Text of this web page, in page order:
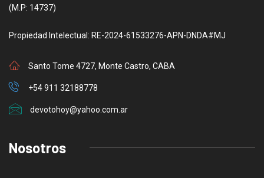
(M.P: 14737)
Propiedad Intelectual: RE-2024-61533276-APN-DNDA#MJ
Santo Tome 4727, Monte Castro, CABA
+54 911 32188778
devotohoy@yahoo.com.ar
Nosotros